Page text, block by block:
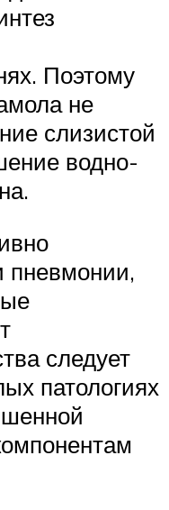
Поэтому
не
слизистой
водно-
пневмонии,
следует
патологиях